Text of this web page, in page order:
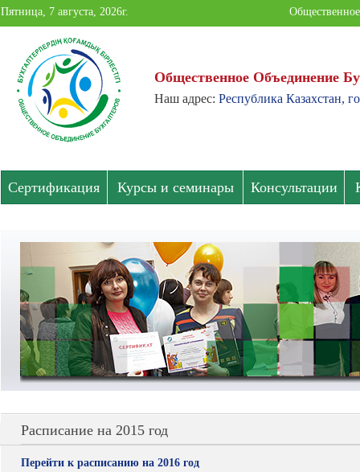
Пятница, 7 августа, 2026г.
Павлодарской
области
Общественное Объединение
Наш адрес: Республика Казахстан,
Сертификация Курсы и семинары Консультации
Расписание на 2015 год
Перейти к расписанию на 2016 год